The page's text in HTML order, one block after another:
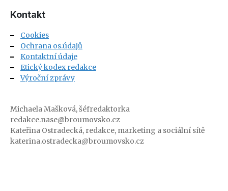
Kontakt
Cookies
Ochrana os.údajů
Kontaktní údaje
Etický kodex redakce
Výroční zprávy
Michaela Mašková, šéfredaktorka
redakce.nase@broumovsko.cz
Kateřina Ostradecká, redakce, marketing a sociální sítě
katerina.ostradecka@broumovsko.cz